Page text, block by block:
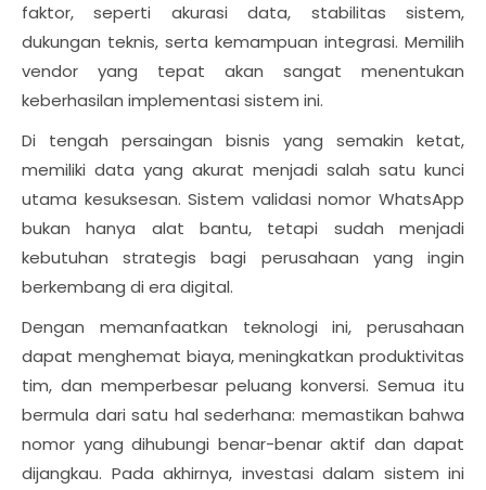
faktor, seperti akurasi data, stabilitas sistem,
dukungan teknis, serta kemampuan integrasi. Memilih
vendor yang tepat akan sangat menentukan
keberhasilan implementasi sistem ini.
Di tengah persaingan bisnis yang semakin ketat,
memiliki data yang akurat menjadi salah satu kunci
utama kesuksesan. Sistem validasi nomor WhatsApp
bukan hanya alat bantu, tetapi sudah menjadi
kebutuhan strategis bagi perusahaan yang ingin
berkembang di era digital.
Dengan memanfaatkan teknologi ini, perusahaan
dapat menghemat biaya, meningkatkan produktivitas
tim, dan memperbesar peluang konversi. Semua itu
bermula dari satu hal sederhana: memastikan bahwa
nomor yang dihubungi benar-benar aktif dan dapat
dijangkau. Pada akhirnya, investasi dalam sistem ini